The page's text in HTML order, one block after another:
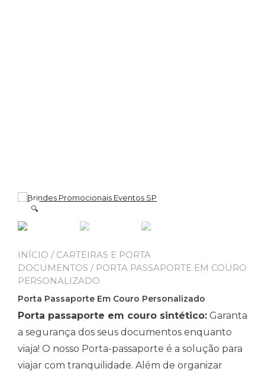
🔍
INÍCIO / CARTEIRAS E PORTA
DOCUMENTOS / PORTA PASSAPORTE EM COURO
PERSONALIZADO
Porta Passaporte Em Couro Personalizado
Porta passaporte em couro sintético: Garanta
a segurança dos seus documentos enquanto
viaja! O nosso Porta-passaporte é a solução para
viajar com tranquilidade. Além de organizar